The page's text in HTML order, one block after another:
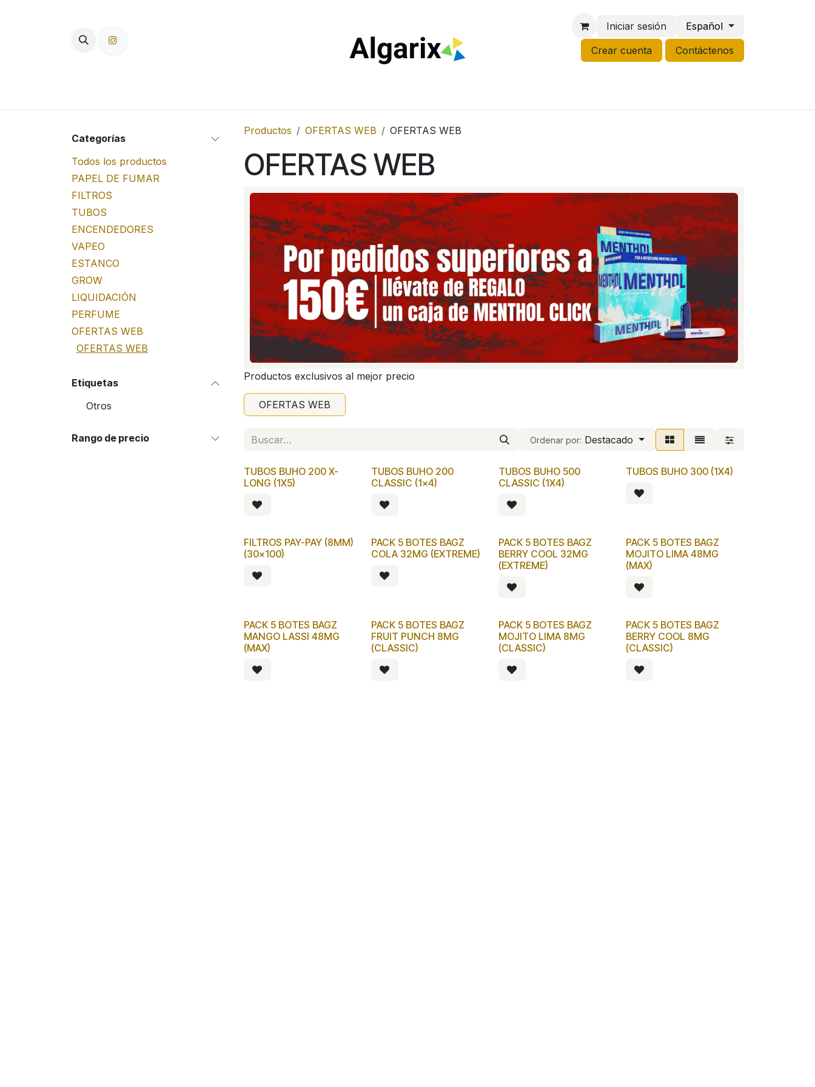
Iniciar sesión
Español
Crear cuenta
Contáctenos
Categorías
Todos los productos
PAPEL DE FUMAR
FILTROS
TUBOS
ENCENDEDORES
VAPEO
ESTANCO
GROW
LIQUIDACIÓN
PERFUME
OFERTAS WEB
OFERTAS WEB
Etiquetas
Otros
Rango de precio
Productos OFERTAS WEB OFERTAS WEB
OFERTAS WEB
Productos exclusivos al mejor precio
OFERTAS WEB
Ordenar por: Destacado
TUBOS BUHO 200 X-
LONG (1X5)
TUBOS BUHO 200
CLASSIC (1x4)
TUBOS BUHO 500
CLASSIC (1X4)
TUBOS BUHO 300 (1X4)
FILTROS PAY-PAY (8MM)
(30x100)
PACK 5 BOTES BAGZ
COLA 32MG (EXTREME)
PACK 5 BOTES BAGZ
BERRY COOL 32MG
(EXTREME)
PACK 5 BOTES BAGZ
MOJITO LIMA 48MG
(MAX)
PACK 5 BOTES BAGZ
MANGO LASSI 48MG
(MAX)
PACK 5 BOTES BAGZ
FRUIT PUNCH 8MG
(CLASSIC)
PACK 5 BOTES BAGZ
MOJITO LIMA 8MG
(CLASSIC)
PACK 5 BOTES BAGZ
BERRY COOL 8MG
(CLASSIC)